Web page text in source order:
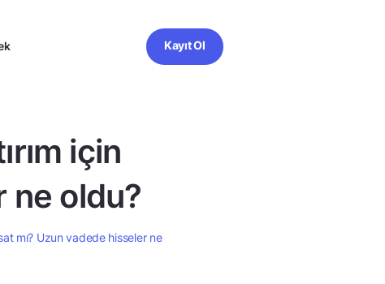
Kayıt Ol
için
ne oldu?
mı? Uzun vadede hisseler ne